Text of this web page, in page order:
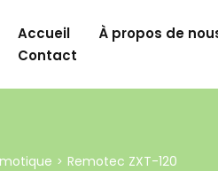
Accueil À propos de
Contact
> Remotec ZXT-120